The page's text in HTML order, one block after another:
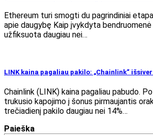
Ethereum turi smogti du pagrindiniai
apie daugybę Kaip įvykdyta
užfiksuota daugiau nei…
LINK kaina pagaliau pakilo: „Chainlink“
Chainlink (LINK) kaina pagaliau pabudo.
trukusio kapojimo į šonus pirmaujantis
trečiadienį pakilo daugiau nei 14%…
Paieška